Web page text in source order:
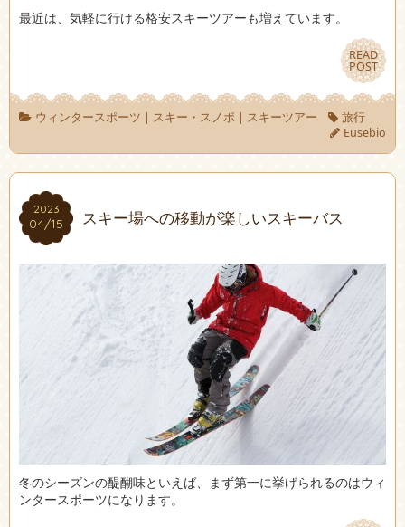
最近は、気軽に行ける格安スキーツアーも増えています。
READ
POST
READ
POST
ウィンタースポーツ | スキー・スノボ | スキーツアー
旅行
Eusebio
2023
04/15
2023
04/15 スキー場への移動が楽しいスキーバス
冬のシーズンの醍醐味といえば、まず第一に挙げられるのはウィ
ンタースポーツになります。